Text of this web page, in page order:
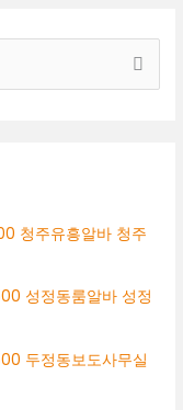
청주유흥알바 청주
성정동룸알바 성정
두정동보도사무실